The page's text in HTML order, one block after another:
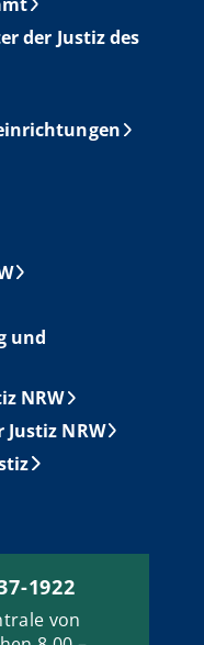
der Justiz des
und
NRW
NRW
1922
von